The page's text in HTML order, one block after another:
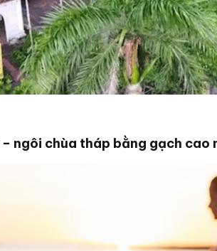
– ngôi chùa tháp bằng gạch cao